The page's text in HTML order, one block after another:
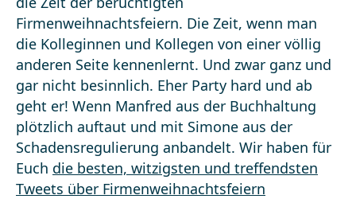
Firmenweihnachtsfeiern. Die Zeit, wenn man
die Kolleginnen und Kollegen von einer völlig
anderen Seite kennenlernt. Und zwar ganz und
gar nicht besinnlich. Eher Party hard und ab
geht er! Wenn Manfred aus der Buchhaltung
plötzlich auftaut und mit Simone aus der
Schadensregulierung anbandelt. Wir haben für
Euch die besten, witzigsten und treffendsten
Tweets über Firmenweihnachtsfeiern